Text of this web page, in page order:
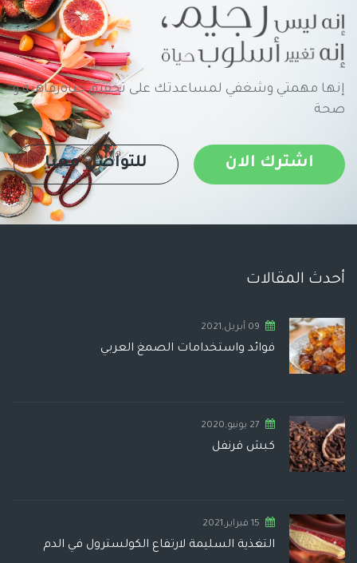
إنها مهمتي وشغفي لمساعدتك على تحقيق حياةرفاهية و
صحة
اشترك الان للتواصل معنا
أحدث المقالات
09 أبريل,2021
فوائد واستخدامات الصمغ العربي
27 يونيو,2020
كبش قرنفل
15 فبراير,2021
التغذية السليمة لارتفاع الكولسترول في الدم